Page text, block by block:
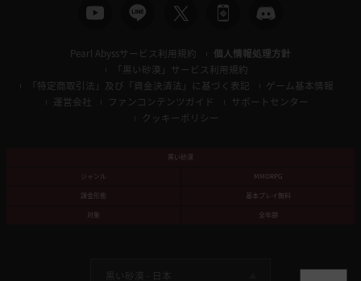
Pearl Abyssサービス利用規約
個人情報処理方針
「黒い砂漠」サービス利用規約
「特定商取引法」及び「資金決済法」に基づく表記
ゲーム基本情報
運営会社
ファンコンテンツガイド
サポートセンター
クッキーポリシー
黒い砂漠
ジャンル
MMORPG
課金形態
基本プレイ無料
対象
全年齢
黒い砂漠 - 日本